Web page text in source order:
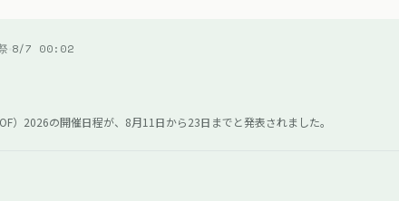
8/7 00:02
）2026の開催日程が、8月11日から23日までと発表されました。